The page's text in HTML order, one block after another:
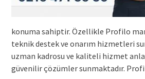
konuma sahiptir. Özellikle Profilo
teknik destek ve onarım hizmetleri
uzman kadrosu ve kaliteli hizmet
güvenilir çözümler sunmaktadır.